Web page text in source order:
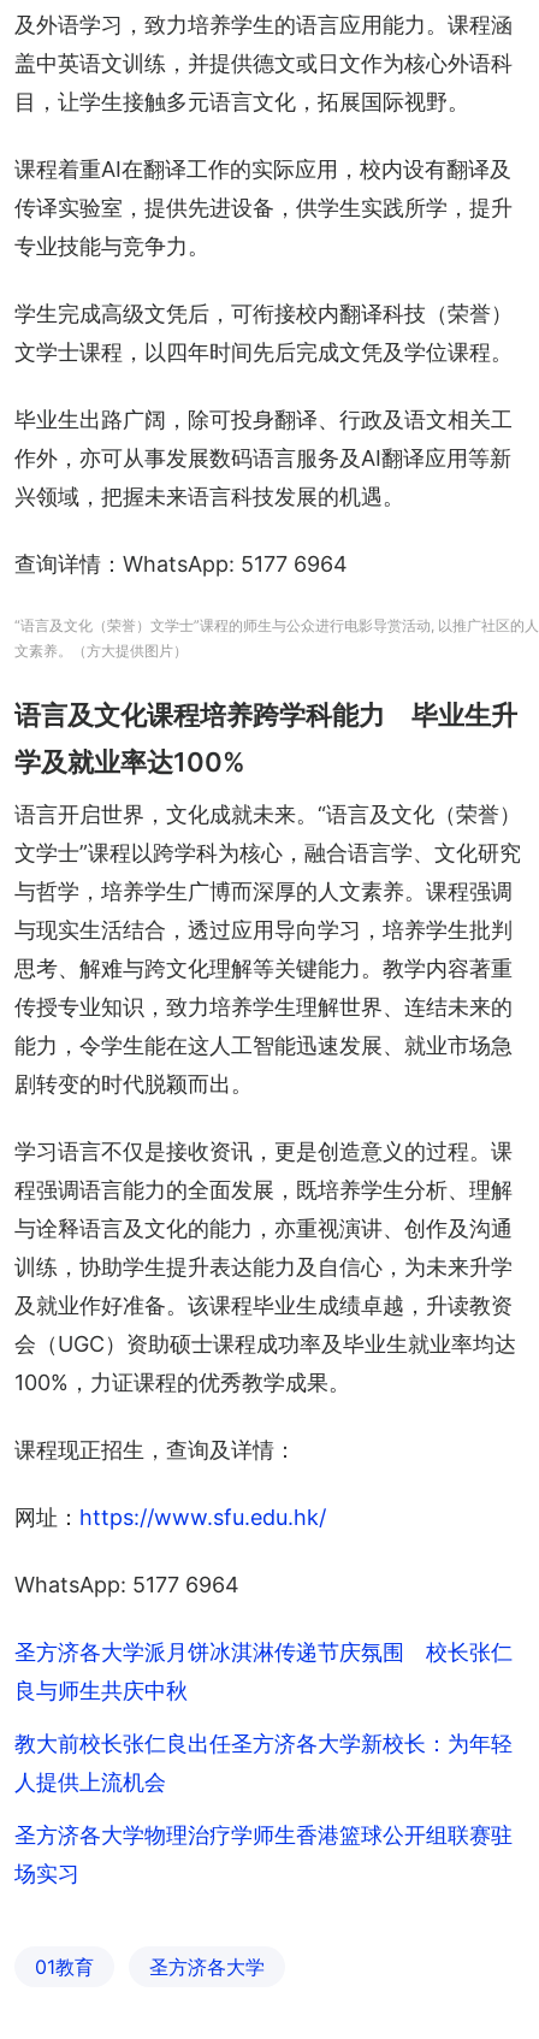
及外语学习，致力培养学生的语言应用能力。课程涵
盖中英语文训练，并提供德文或日文作为核心外语科
目，让学生接触多元语言文化，拓展国际视野。
课程着重AI在翻译工作的实际应用，校内设有翻译及
传译实验室，提供先进设备，供学生实践所学，提升
专业技能与竞争力。
学生完成高级文凭后，可衔接校内翻译科技（荣誉）
文学士课程，以四年时间先后完成文凭及学位课程。
毕业生出路广阔，除可投身翻译、行政及语文相关工
作外，亦可从事发展数码语言服务及AI翻译应用等新
兴领域，把握未来语言科技发展的机遇。
查询详情：WhatsApp: 5177 6964
“语言及文化（荣誉）文学士”课程的师生与公众进行电影导赏活动, 以推广社区的人
文素养。（方大提供图片）
语言及文化课程培养跨学科能力 毕业生升
学及就业率达100%
语言开启世界，文化成就未来。“语言及文化（荣誉）
文学士”课程以跨学科为核心，融合语言学、文化研究
与哲学，培养学生广博而深厚的人文素养。课程强调
与现实生活结合，透过应用导向学习，培养学生批判
思考、解难与跨文化理解等关键能力。教学内容著重
传授专业知识，致力培养学生理解世界、连结未来的
能力，令学生能在这人工智能迅速发展、就业市场急
剧转变的时代脱颖而出。
学习语言不仅是接收资讯，更是创造意义的过程。课
程强调语言能力的全面发展，既培养学生分析、理解
与诠释语言及文化的能力，亦重视演讲、创作及沟通
训练，协助学生提升表达能力及自信心，为未来升学
及就业作好准备。该课程毕业生成绩卓越，升读教资
会（UGC）资助硕士课程成功率及毕业生就业率均达
100%，力证课程的优秀教学成果。
课程现正招生，查询及详情：
网址： https://www.sfu.edu.hk/
WhatsApp: 5177 6964
圣方济各大学派月饼冰淇淋传递节庆氛围 校长张仁
良与师生共庆中秋
教大前校长张仁良出任圣方济各大学新校长：为年轻
人提供上流机会
圣方济各大学物理治疗学师生香港篮球公开组联赛驻
场实习
01教育 圣方济各大学